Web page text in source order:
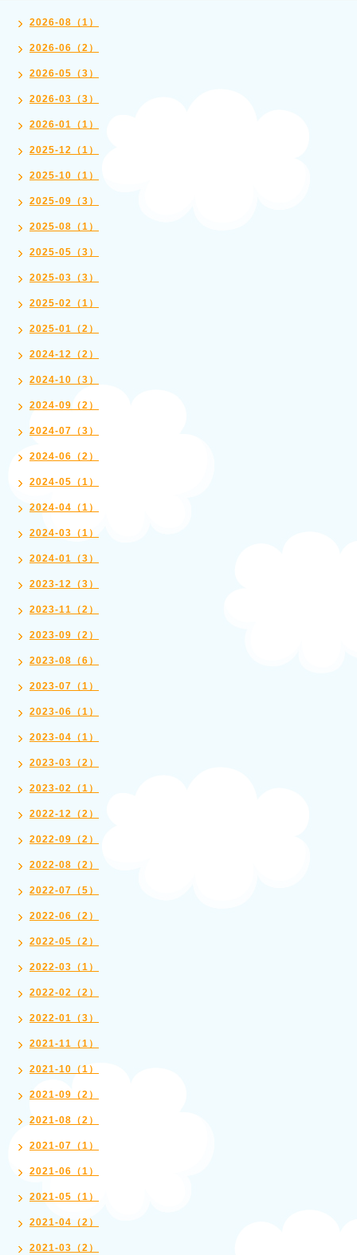
2026-08（1）
2026-06（2）
2026-05（3）
2026-03（3）
2026-01（1）
2025-12（1）
2025-10（1）
2025-09（3）
2025-08（1）
2025-05（3）
2025-03（3）
2025-02（1）
2025-01（2）
2024-12（2）
2024-10（3）
2024-09（2）
2024-07（3）
2024-06（2）
2024-05（1）
2024-04（1）
2024-03（1）
2024-01（3）
2023-12（3）
2023-11（2）
2023-09（2）
2023-08（6）
2023-07（1）
2023-06（1）
2023-04（1）
2023-03（2）
2023-02（1）
2022-12（2）
2022-09（2）
2022-08（2）
2022-07（5）
2022-06（2）
2022-05（2）
2022-03（1）
2022-02（2）
2022-01（3）
2021-11（1）
2021-10（1）
2021-09（2）
2021-08（2）
2021-07（1）
2021-06（1）
2021-05（1）
2021-04（2）
2021-03（2）